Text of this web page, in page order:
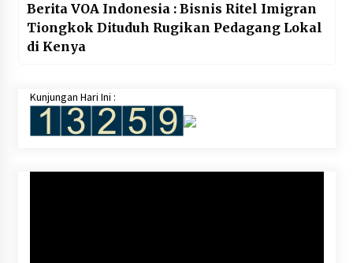
Berita VOA Indonesia : Bisnis Ritel Imigran
Tiongkok Dituduh Rugikan Pedagang Lokal
di Kenya
Kunjungan Hari Ini :